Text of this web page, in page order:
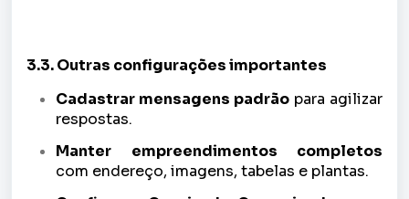
3.3. Outras configurações importantes
Cadastrar mensagens padrão para agilizar
respostas.
Manter empreendimentos completos
com endereço, imagens, tabelas e plantas.